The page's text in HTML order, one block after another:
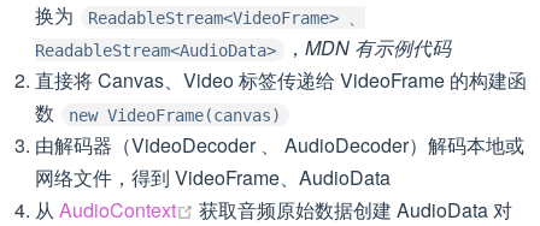
换为
ReadableStream<VideoFrame> 、
ReadableStream<AudioData>
，MDN 有示例代码
直接将 Canvas、Video 标签传递给 VideoFrame 的构建函
数
new VideoFrame(canvas)
由解码器（VideoDecoder 、 AudioDecoder）解码本地或
网络文件，得到 VideoFrame、AudioData
从AudioContext (opens new window)
获取音频原始数据创建 AudioData 对